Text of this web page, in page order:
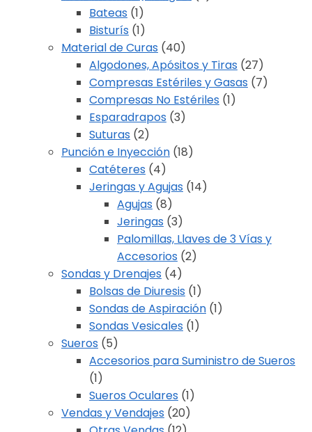
Bateas (1)
Bisturís (1)
Material de Curas (40)
Algodones, Apósitos y Tiras (27)
Compresas Estériles y Gasas (7)
Compresas No Estériles (1)
Esparadrapos (3)
Suturas (2)
Punción e Inyección (18)
Catéteres (4)
Jeringas y Agujas (14)
Agujas (8)
Jeringas (3)
Palomillas, Llaves de 3 Vías y
Accesorios (2)
Sondas y Drenajes (4)
Bolsas de Diuresis (1)
Sondas de Aspiración (1)
Sondas Vesicales (1)
Sueros (5)
Accesorios para Suministro de Sueros
(1)
Sueros Oculares (1)
Vendas y Vendajes (20)